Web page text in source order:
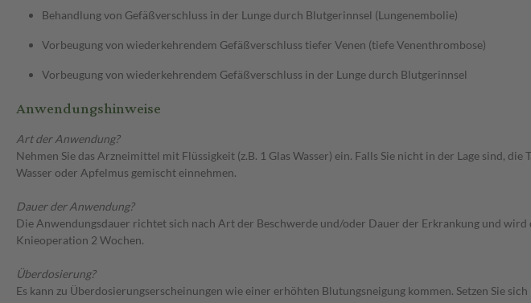
Behandlung von Gefäßverschluss in der Lunge durch Blutgerinnsel (Lungenembolie)
Vorbeugung von wiederkehrendem Gefäßverschluss tiefer Venen (tiefe Venenthrombose)
Vorbeugung von wiederkehrendem Gefäßverschluss in der Lunge durch Blutgerinnsel
Anwendungshinweise
Art der Anwendung?
Nehmen Sie das Arzneimittel mit Flüssigkeit (z.B. 1 Glas Wasser) ein. Falls Sie nicht in der Lage sind,
Wasser oder Apfelmus gemischt einnehmen.
Dauer der Anwendung?
Die Anwendungsdauer richtet sich nach Art der Beschwerde und/oder Dauer der Erkrankung und
Knieoperation 2 Wochen.
Überdosierung?
Es kann zu Überdosierungserscheinungen wie einer erhöhten Blutungsneigung kommen. Setzen Sie